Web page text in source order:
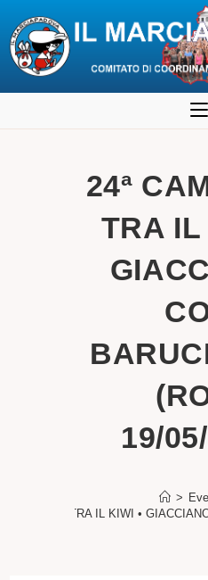
al
24ª
TRA IL
19/
>
CAMINADA TRA IL KIWI •